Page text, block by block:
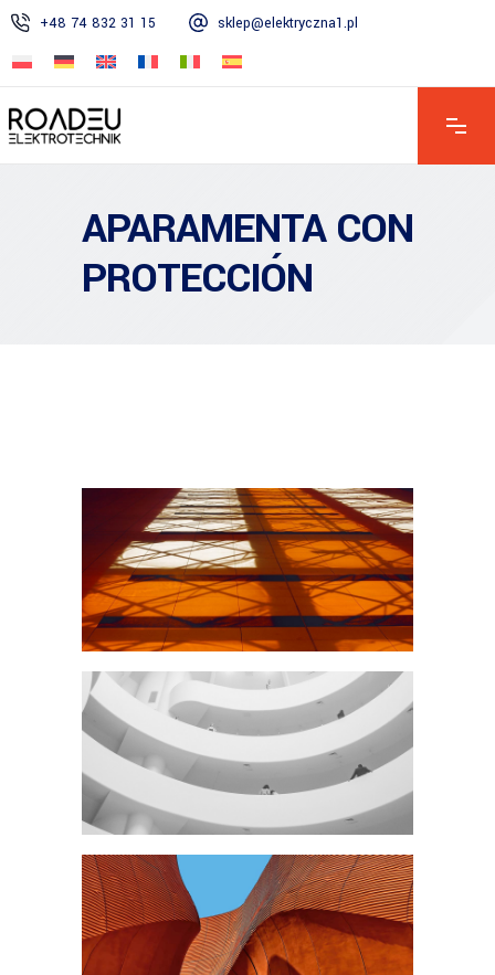
+48 74 832 31 15 sklep@elektryczna1.pl
APARAMENTA CON
PROTECCIÓN